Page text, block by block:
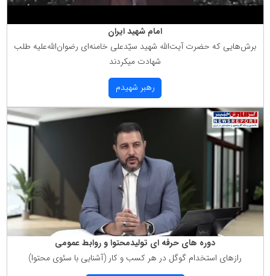
امام شهید ایران
برش‌هایی كه حضرت آیت‌الله شهید سیّدعلی خامنه‌ای رضوان‌الله‌علیه طلب
شهادت میكردند
رهبر شهیدم
دوره های حرفه ای تولیدمحتوا و روابط عمومی
رازهای استخدام گوگل در هر كسب و كار (آشنایی با سئوی محتوا)